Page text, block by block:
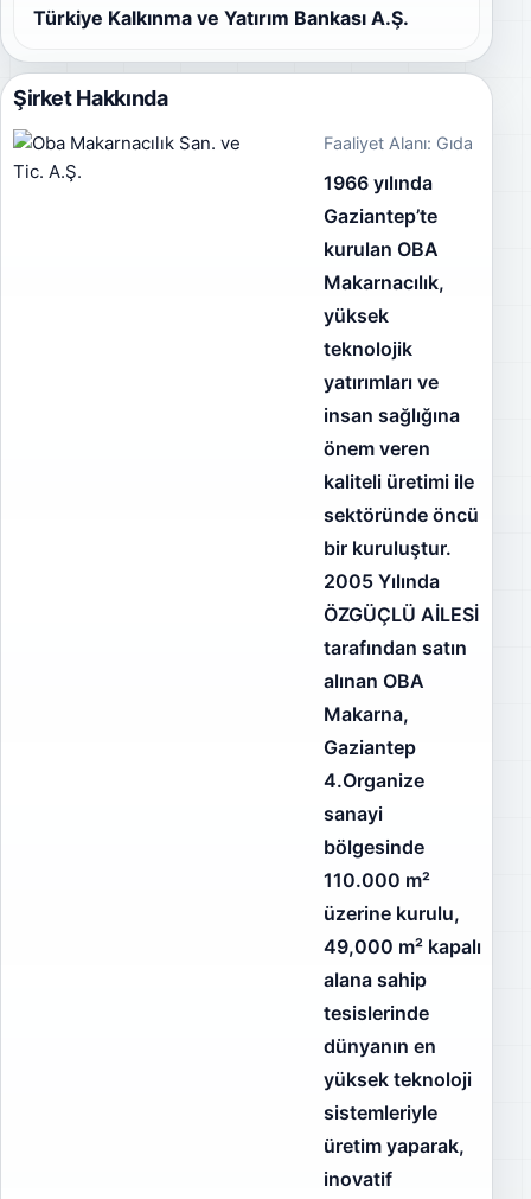
Türkiye Kalkınma ve Yatırım Bankası A.Ş.
Şirket Hakkında
Faaliyet Alanı: Gıda
1966 yılında
Gaziantep’te
kurulan OBA
Makarnacılık,
yüksek
teknolojik
yatırımları ve
insan sağlığına
önem veren
kaliteli üretimi ile
sektöründe öncü
bir kuruluştur.
2005 Yılında
ÖZGÜÇLÜ AİLESİ
tarafından satın
alınan OBA
Makarna,
Gaziantep
4.Organize
sanayi
bölgesinde
110.000 m²
üzerine kurulu,
49,000 m² kapalı
alana sahip
tesislerinde
dünyanın en
yüksek teknoloji
sistemleriyle
üretim yaparak,
inovatif